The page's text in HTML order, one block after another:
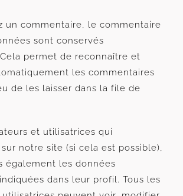
un commentaire, le commentaire
sont conservés
permet de reconnaître et
les commentaires
de les laisser dans la file de
et utilisatrices qui
sur notre site (si cela est possible),
également les données
dans leur profil. Tous les